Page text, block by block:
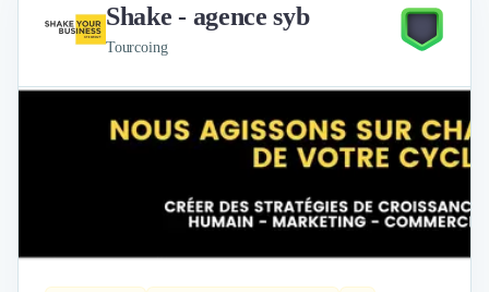
Shake - agence syb
Tourcoing